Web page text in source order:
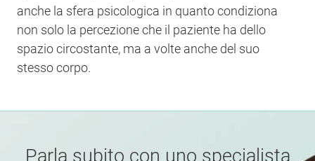
anche la sfera psicologica in quanto condiziona
non solo la percezione che il paziente ha dello
spazio circostante, ma a volte anche del suo
stesso corpo.
Parla subito con uno specialista